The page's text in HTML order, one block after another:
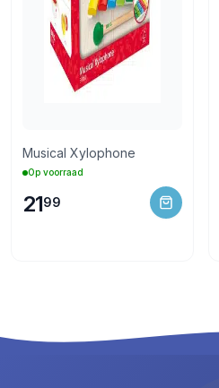
Musical Xylophone
Op voorraad
2199